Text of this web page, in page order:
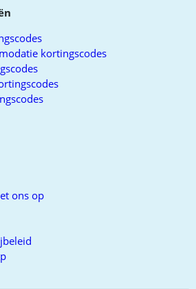
kortingscodes
ons op